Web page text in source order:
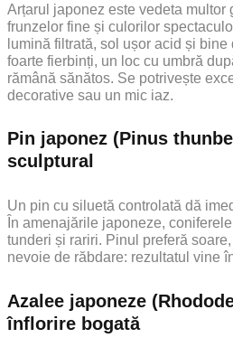
Arțarul japonez este vedeta multor
frunzelor fine și culorilor
lumină filtrată, sol ușor acid și
foarte fierbinți, un loc cu umbră
rămână sănătos. Se potrivește
decorative sau un mic iaz.
Pin japonez (Pinus
sculptural
Un pin cu siluetă controlată dă
În amenajările japoneze,
tunderi și rariri. Pinul preferă
nevoie de răbdare: rezultatul vine
Azalee japoneze
înflorire bogată